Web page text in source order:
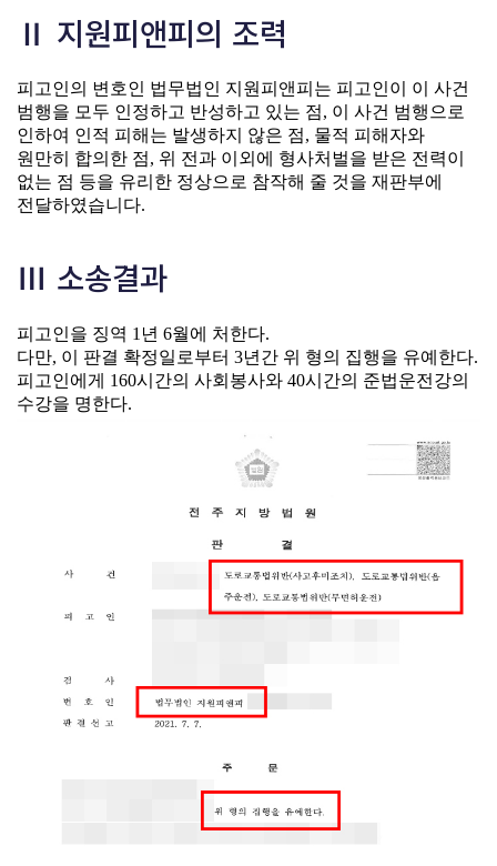
Ⅱ 지원피앤피의 조력
피고인의 변호인 법무법인 지원피앤피는 피고인이 이 사건
범행을 모두 인정하고 반성하고 있는 점, 이 사건 범행으로
인하여 인적 피해는 발생하지 않은 점, 물적 피해자와
원만히 합의한 점, 위 전과 이외에 형사처벌을 받은 전력이
없는 점 등을 유리한 정상으로 참작해 줄 것을 재판부에
전달하였습니다.
Ⅲ 소송결과
피고인을 징역 1년 6월에 처한다.
다만, 이 판결 확정일로부터 3년간 위 형의 집행을 유예한다.
피고인에게 160시간의 사회봉사와 40시간의 준법운전강의
수강을 명한다.